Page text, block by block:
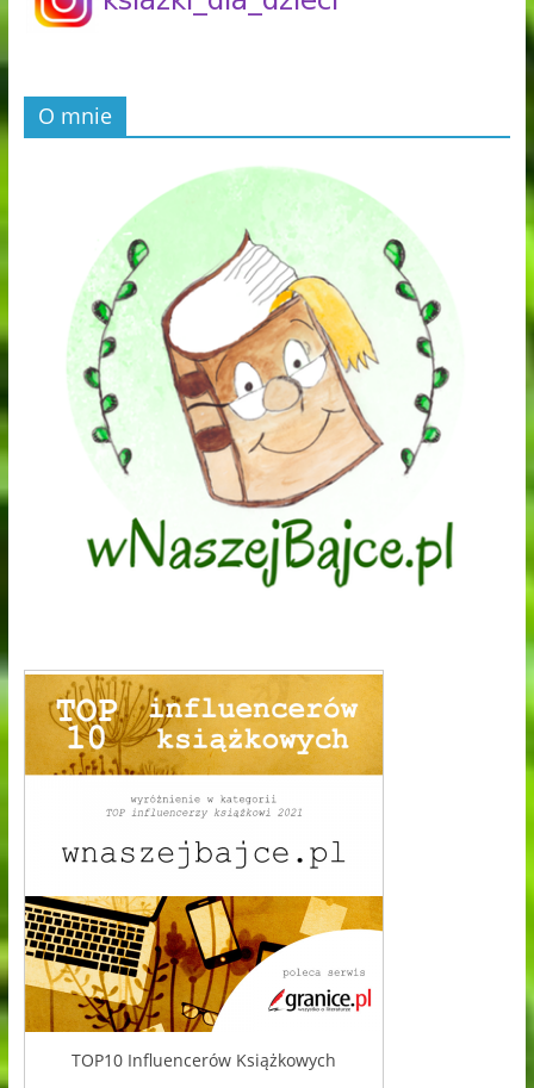
O mnie
TOP10 Influencerów Książkowych